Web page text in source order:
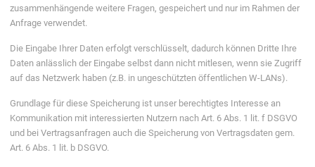
zusammenhängende weitere Fragen, gespeichert und nur im Rahmen der
Anfrage verwendet.
Die Eingabe Ihrer Daten erfolgt verschlüsselt, dadurch können Dritte Ihre
Daten anlässlich der Eingabe selbst dann nicht mitlesen, wenn sie Zugriff
auf das Netzwerk haben (z.B. in ungeschützten öffentlichen W-LANs).
Grundlage für diese Speicherung ist unser berechtigtes Interesse an
Kommunikation mit interessierten Nutzern nach Art. 6 Abs. 1 lit. f DSGVO
und bei Vertragsanfragen auch die Speicherung von Vertragsdaten gem.
Art. 6 Abs. 1 lit. b DSGVO.